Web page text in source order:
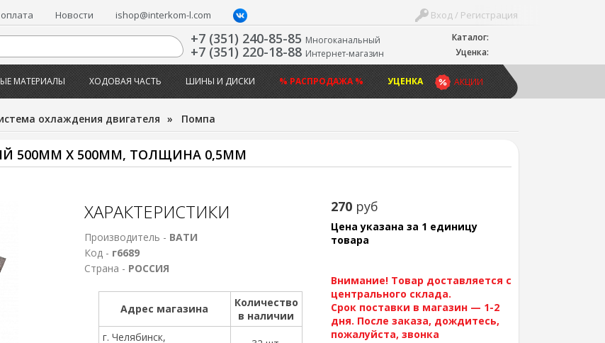
Каталог:
Уценка:
Вход / Регистрация
Новости ishop@interkom-l.com
+7 (351) 240-85-85 Многоканальный
+7 (351) 220-18-88 Интернет-магазин
АКЦИИ
МАТЕРИАЛЫ ХОДОВАЯ ЧАСТЬ ШИНЫ И ДИСКИ % РАСПРОДАЖА % УЦЕНКА
охлаждения двигателя » Помпа
500ММ Х 500ММ, ТОЛЩИНА 0,5ММ
270 руб
Цена указана за 1 единицу
товара
Внимание! Товар доставляется с
центрального склада.
Срок поставки в магазин — 1-2
дня. После заказа, дождитесь,
пожалуйста, звонка
ХАРАКТЕРИСТИКИ
Производитель - ВАТИ
Код - г6689
Страна - РОССИЯ
Адрес магазина
Количество
в наличии
г. Челябинск,